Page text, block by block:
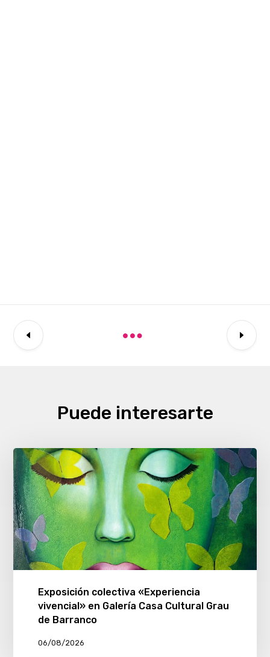
Puede interesarte
Exposición colectiva «Experiencia
vivencial» en Galería Casa Cultural Grau
de Barranco
06/08/2026